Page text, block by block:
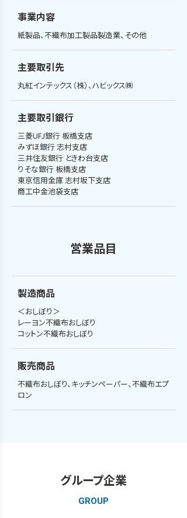
事業内容
紙製品、不織布加工製品製造業、その他
主要取引先
丸紅インテックス（株）、ハビックス㈱
主要取引銀行
三菱UFJ銀行 板橋支店
みずほ銀行 志村支店
三井住友銀行 ときわ台支店
りそな銀行 板橋支店
東京信用金庫 志村坂下支店
商工中金池袋支店
営業品目
製造商品
＜おしぼり＞
レーヨン不織布おしぼり
コットン不織布おしぼり
販売商品
不織布おしぼり、キッチンペーパー、不織布エプ
ロン
グループ企業
GROUP